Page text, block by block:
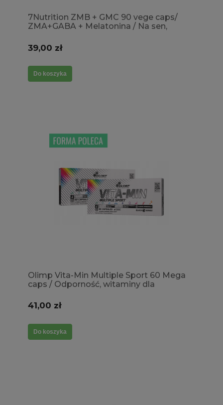
7Nutrition ZMB + GMC 90 vege caps/
ZMA+GABA + Melatonina / Na sen,
39,00 zł
Do koszyka
Olimp Vita-Min Multiple Sport 60 Mega
caps / Odporność, witaminy dla
41,00 zł
Do koszyka